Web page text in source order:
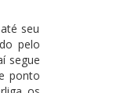
seu
pelo
segue
ponto